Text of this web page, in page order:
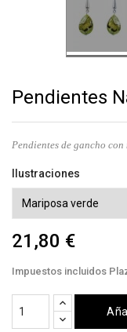
Pendientes
Pendientes de gancho
Ilustraciones
21,80 €
Impuestos incluidos